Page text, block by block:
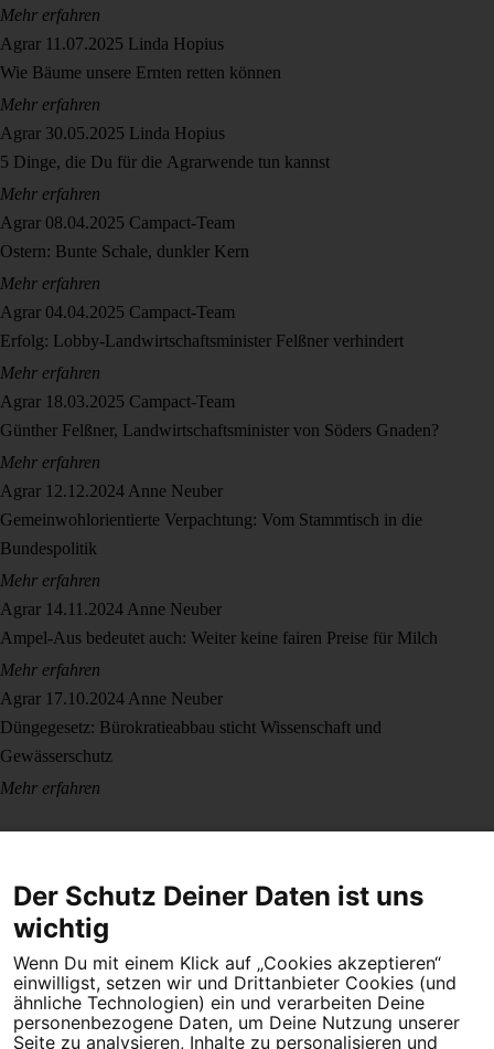
Mehr erfahren
Agrar 11.07.2025 Linda Hopius
Wie Bäume unsere Ernten retten können
Mehr erfahren
Agrar 30.05.2025 Linda Hopius
5 Dinge, die Du für die Agrarwende tun kannst
Mehr erfahren
Agrar 08.04.2025 Campact-Team
Ostern: Bunte Schale, dunkler Kern
Mehr erfahren
Agrar 04.04.2025 Campact-Team
Erfolg: Lobby-Landwirtschaftsminister Felßner verhindert
Mehr erfahren
Agrar 18.03.2025 Campact-Team
Günther Felßner, Landwirtschaftsminister von Söders Gnaden?
Mehr erfahren
Agrar 12.12.2024 Anne Neuber
Gemeinwohlorientierte Verpachtung: Vom Stammtisch in die
Bundespolitik
Mehr erfahren
Agrar 14.11.2024 Anne Neuber
Ampel-Aus bedeutet auch: Weiter keine fairen Preise für Milch
Mehr erfahren
Agrar 17.10.2024 Anne Neuber
Düngegesetz: Bürokratieabbau sticht Wissenschaft und
Gewässerschutz
Mehr erfahren
Dein Engagement macht den Unterschied. Schließe Dich 4,5
Millionen Menschen an.
Newsletter bestellen
Der Schutz Deiner Daten ist uns
wichtig
Wenn Du mit einem Klick auf „Cookies akzeptieren“
einwilligst, setzen wir und Drittanbieter Cookies (und
ähnliche Technologien) ein und verarbeiten Deine
personenbezogene Daten, um Deine Nutzung unserer
Seite zu analysieren, Inhalte zu personalisieren und